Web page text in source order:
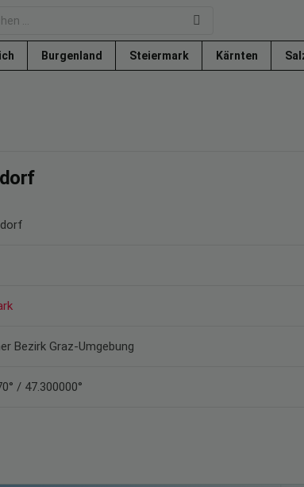
Burgenland Steiermark Kärnten
Bezirk Graz-Umgebung
/ 47.300000°